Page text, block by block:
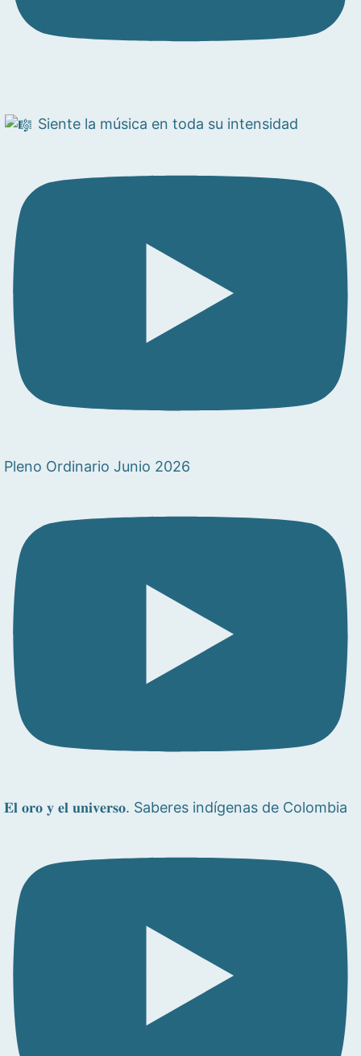
Siente la música en toda su intensidad
Pleno Ordinario Junio 2026
𝐄𝐥 𝐨𝐫𝐨 𝐲 𝐞𝐥 𝐮𝐧𝐢𝐯𝐞𝐫𝐬𝐨. Saberes indígenas de Colombia